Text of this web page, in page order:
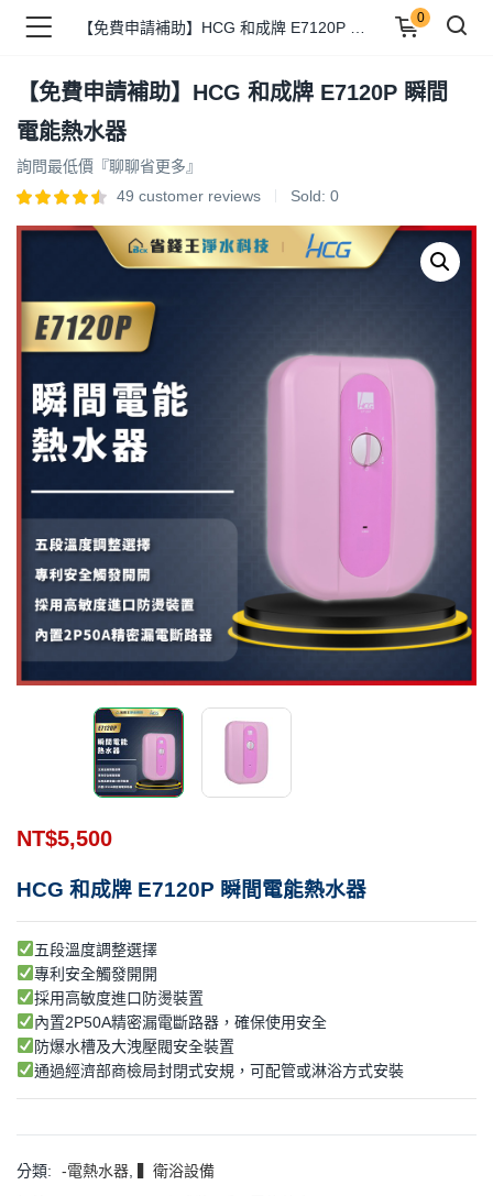
)
)
王 )
0
【免費申請補助】HCG 和成牌 E7120P 瞬間
電能熱水器
詢問最低價『聊聊省更多』
49 customer reviews Sold: 0
NT$5,500
HCG 和成牌 E7120P 瞬間電能熱水器
五段溫度調整選擇
專利安全觸發開開
採用高敏度進口防燙裝置
內置2P50A精密漏電斷路器，確保使用安全
防爆水槽及大洩壓閥安全裝置
通過經濟部商檢局封閉式安規，可配管或淋浴方式安裝
分類: -電熱水器
▍衛浴設備